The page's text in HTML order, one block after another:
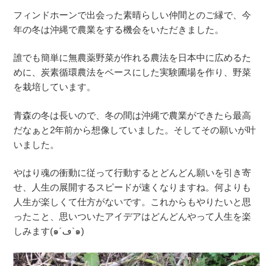
フィンドホーンで出会った素晴らしい仲間とのご縁で、今
年の冬は沖縄で農業をする機会をいただきました。
誰でも簡単に無農薬野菜が作れる農法を日本中に広めるた
めに、炭素循環農法をベースにした実験圃場を作り、野菜
を栽培しています。
青森の冬は長いので、冬の間は沖縄で農業ができたら最高
だなぁと2年前から想像していました。そしてその願いが叶
いました。
やはり魂の衝動に従って行動するとどんどん願いを引き寄
せ、人生の展開するスピードが速くなりますね。何よりも
人生が楽しくて仕方がないです。これからもやりたいと思
った こと 、思いついたアイデアはどんどんやって人生を楽
しみます(๑´ڡ`๑)